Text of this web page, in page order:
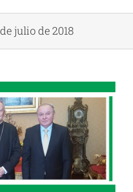
julio de 2018